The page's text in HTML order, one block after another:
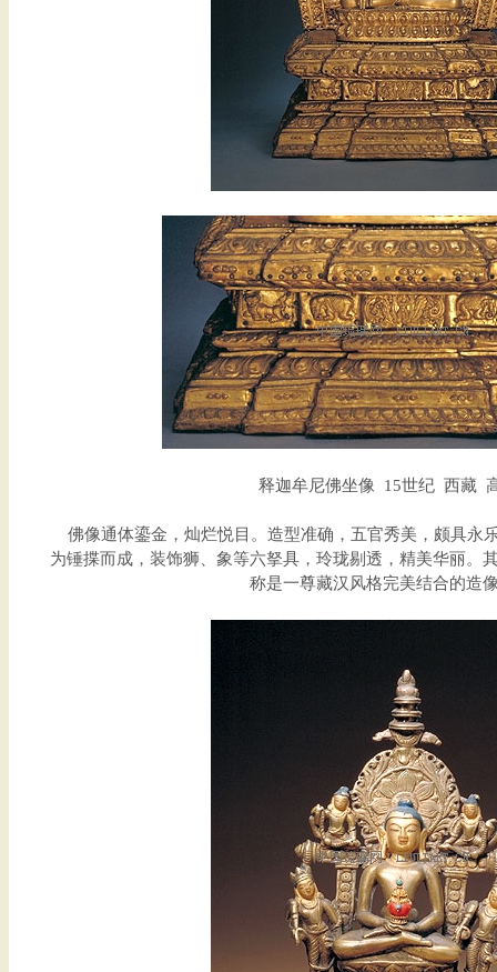
释迦牟尼佛坐像 15世纪 西藏
佛像通体鎏金，灿烂悦目。造型准确，五官秀美，颇具永
为锤揲而成，装饰狮、象等六拏具，玲珑剔透，精美华丽。
称是一尊藏汉风格完美结合的造